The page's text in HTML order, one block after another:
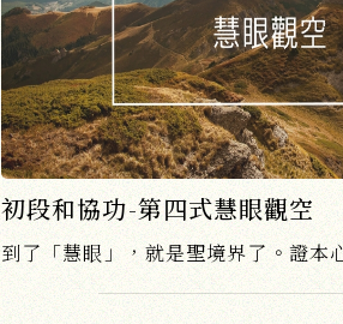
初段和協功-第四式慧眼觀空